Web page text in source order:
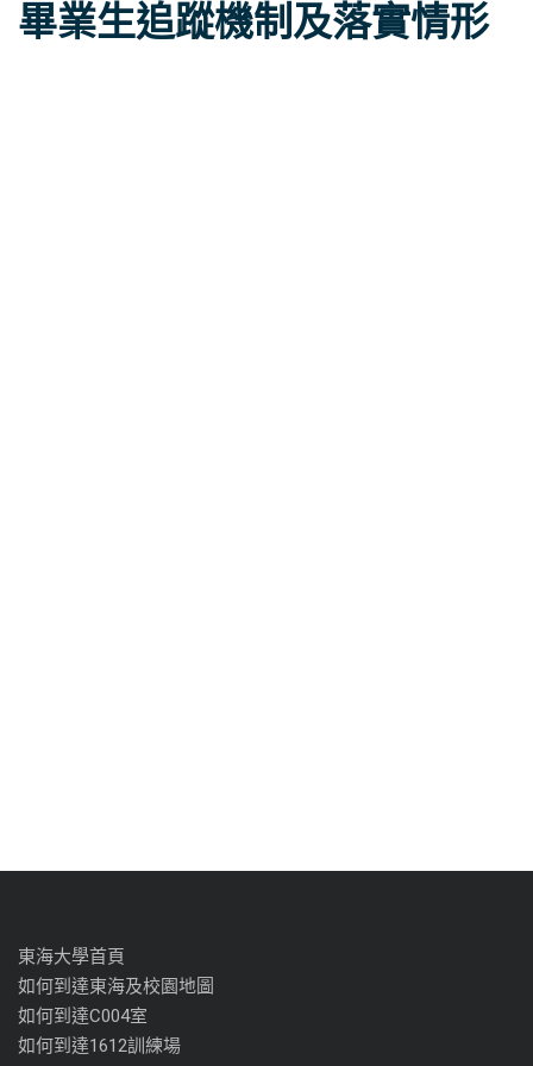
畢業生追蹤機制及落實情形
東海大學首頁
如何到達東海及校園地圖
如何到達C004室
如何到達1612訓練場